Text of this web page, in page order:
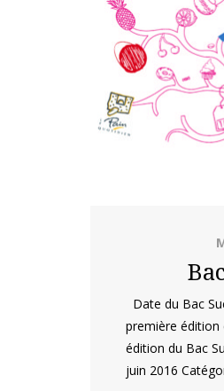
Date du Bac
première édition
édition du Bac
juin 2016